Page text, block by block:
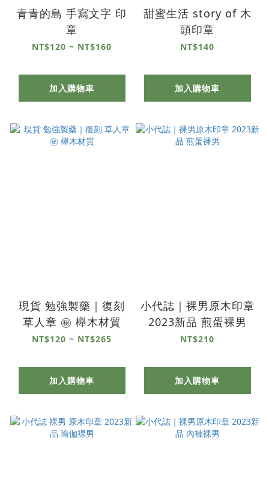
青青的島 手寫文字 印
章
NT$120 ~ NT$160
加入購物車
甜蜜生活 story of 木
頭印章
NT$140
加入購物車
現貨 勉強製藥｜復刻
草人章 ㊙️ 櫸木材質
NT$120 ~ NT$265
加入購物車
小代誌｜裸男原木印章
2023新品 煎蛋裸男
NT$210
加入購物車